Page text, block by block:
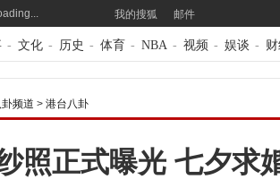
我的搜狐 邮件
- 文化 - 历史 - 体育 - NBA - 视频 - 娱谈 -
卦频道 > 港台八卦
照正式曝光 七夕求